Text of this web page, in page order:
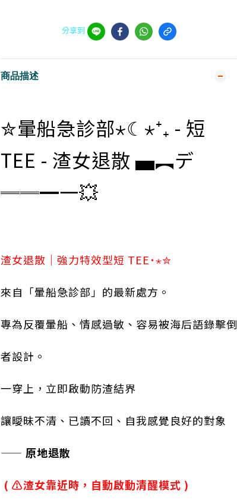
分享到
商品描述
✮暈船急診部⋆☾⋆⁺₊ - 短
TEE - 渣女退散 ▄︻デ
══━一💥
渣女退散｜強力特效型短 TEE˙⋆✮
來自「暈船急診部」的最新處方。
專為反覆暈船、情感過敏、容易被海后語錄擊倒
者設計。
一穿上，立即啟動防渣結界
讓曖昧不清、已讀不回、自我感覺良好的對象
—— 原地退散
( ⚠️渣女靠近時，自動啟動清醒模式 )